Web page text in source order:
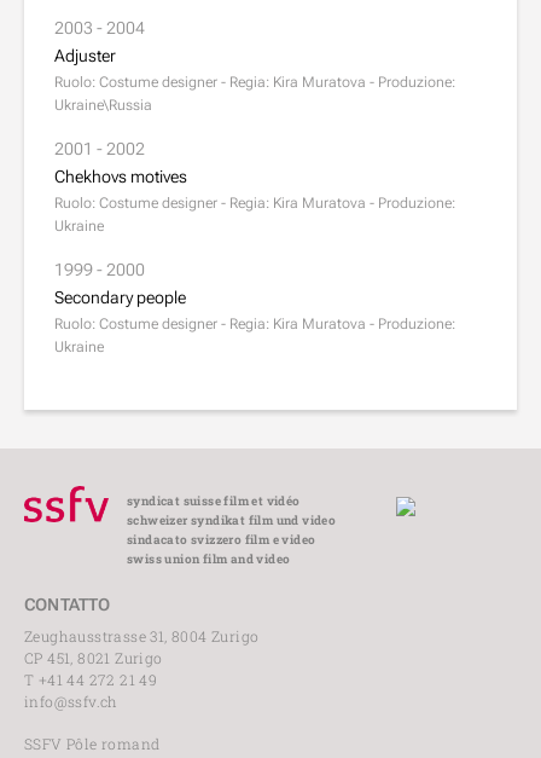
2003 - 2004
Adjuster
Ruolo: Costume designer - Regia: Kira Muratova - Produzione:
Ukraine\Russia
2001 - 2002
Chekhovs motives
Ruolo: Costume designer - Regia: Kira Muratova - Produzione:
Ukraine
1999 - 2000
Secondary people
Ruolo: Costume designer - Regia: Kira Muratova - Produzione:
Ukraine
syndicat suisse film et vidéo
schweizer syndikat film und video
sindacato svizzero film e video
swiss union film and video
CONTATTO
Zeughausstrasse 31, 8004 Zurigo
CP 451, 8021 Zurigo
T +41 44 272 21 49
info@ssfv.ch
SSFV Pôle romand